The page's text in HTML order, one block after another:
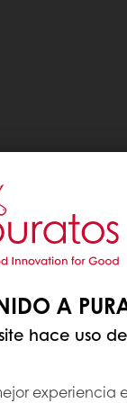
A
hace uso
experiencia